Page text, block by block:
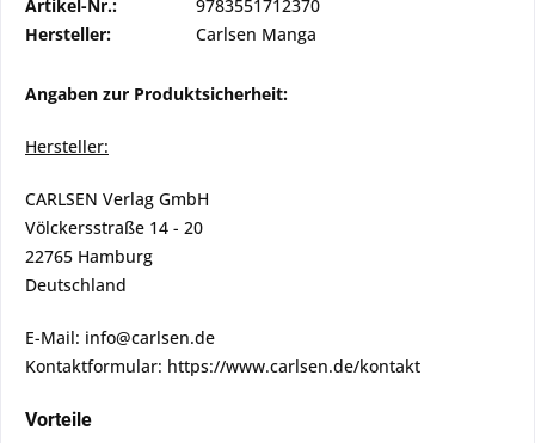
Artikel-Nr.:
9783551712370
Hersteller:
Carlsen Manga
Angaben zur Produktsicherheit:
Hersteller:
CARLSEN Verlag GmbH
Völckersstraße 14 - 20
22765 Hamburg
Deutschland
E-Mail: info@carlsen.de
Kontaktformular: https://www.carlsen.de/kontakt
Vorteile